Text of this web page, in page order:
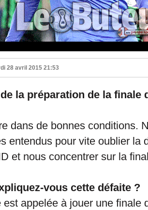
28 avril 2015 21:53
la préparation de la finale
dans de bonnes conditions.
entendus pour vite oublier la
et nous concentrer sur la
vous cette défaite ?
est appelée à jouer une finale